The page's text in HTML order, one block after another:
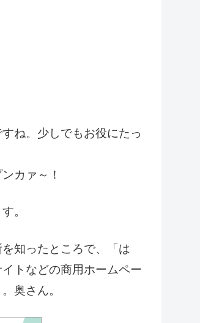
ね。少しでもお役にたっ
カァ～！
。
知ったところで、「は
トなどの商用ホームペー
奥さん。